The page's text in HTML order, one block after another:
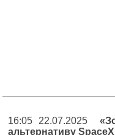
16:05 22.07.2025
альтернативу